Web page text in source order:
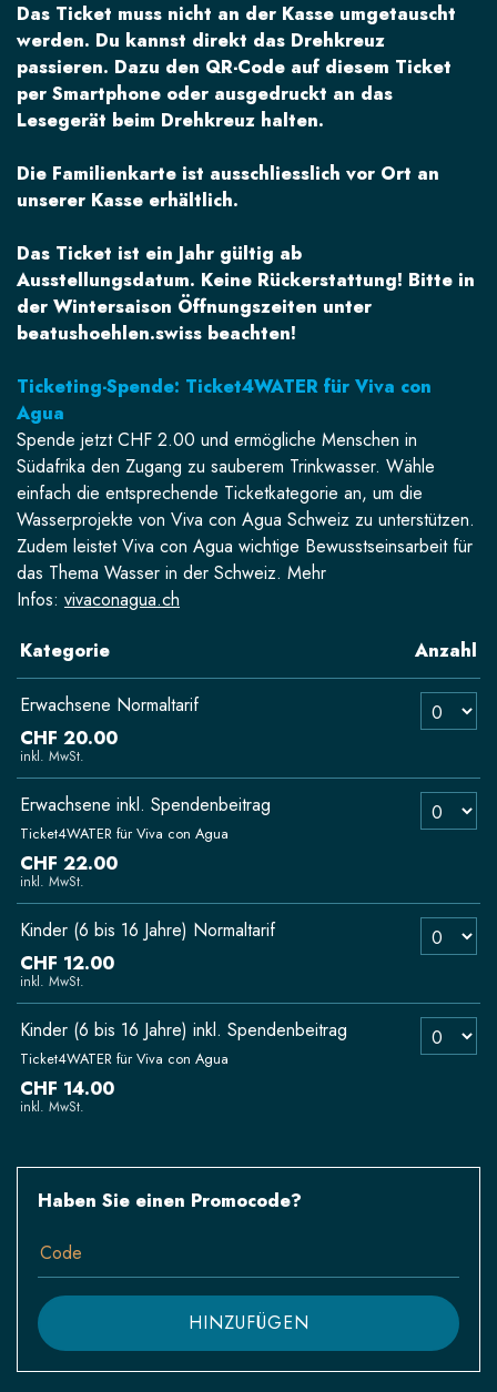
Das Ticket muss nicht an der Kasse umgetauscht
werden. Du kannst direkt das Drehkreuz
passieren. Dazu den QR-Code auf diesem Ticket
per Smartphone oder ausgedruckt an das
Lesegerät beim Drehkreuz halten.
Die Familienkarte ist ausschliesslich vor Ort an
unserer Kasse erhältlich.
Das Ticket ist ein Jahr gültig ab
Ausstellungsdatum. Keine Rückerstattung! Bitte in
der Wintersaison Öffnungszeiten unter
beatushoehlen.swiss beachten!
Ticketing-Spende: Ticket4WATER für Viva con
Agua
Spende jetzt CHF 2.00 und ermögliche Menschen in
Südafrika den Zugang zu sauberem Trinkwasser. Wähle
einfach die entsprechende Ticketkategorie an, um die
Wasserprojekte von Viva con Agua Schweiz zu unterstützen.
Zudem leistet Viva con Agua wichtige Bewusstseinsarbeit für
das Thema Wasser in der Schweiz. Mehr
Infos: vivaconagua.ch
Kategorie
Anzahl
Erwachsene Normaltarif
CHF 20.00
inkl. MwSt.
Anzahl
Erwachsene inkl. Spendenbeitrag
Ticket4WATER für Viva con Agua
CHF 22.00
inkl. MwSt.
Anzahl
Kinder (6 bis 16 Jahre) Normaltarif
CHF 12.00
inkl. MwSt.
Anzahl
Kinder (6 bis 16 Jahre) inkl. Spendenbeitrag
Ticket4WATER für Viva con Agua
CHF 14.00
inkl. MwSt.
Anzahl
Haben Sie einen Promocode?
HINZUFÜGEN